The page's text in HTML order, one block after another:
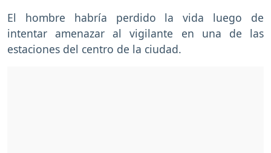
El hombre habría perdido la vida luego de
intentar amenazar al vigilante en una de las
estaciones del centro de la ciudad.